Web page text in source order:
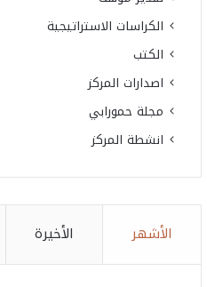
الكراسات الاستراتيجية
الكتب
اصدارات المركز
مجلة حمورابي
انشطة المركز
الأشهر الأخيرة